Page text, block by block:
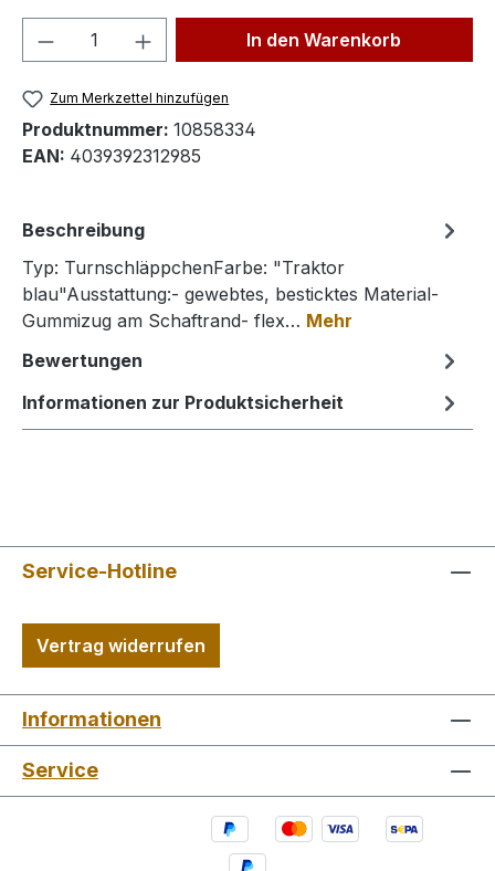
Produkt Anzahl: Gib denIn den Warenkorb
Zum Merkzettel hinzufügen
Produktnummer: 10858334
EAN: 4039392312985
Beschreibung
Typ: TurnschläppchenFarbe: "Traktor
blau"Ausstattung:- gewebtes, besticktes Material-
Gummizug am Schaftrand- flex… Mehr
Bewertungen
Informationen zur Produktsicherheit
Service-Hotline
Vertrag widerrufen
Informationen
Service